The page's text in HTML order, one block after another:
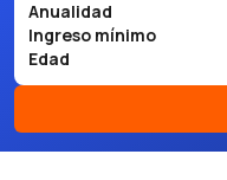
Anualidad
Ingreso mínimo
Edad